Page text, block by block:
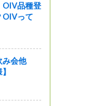
OIV品種登
って
み会他